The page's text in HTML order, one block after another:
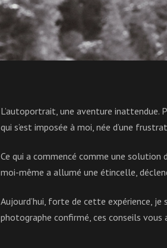
L’autoportrait, une aventure inattendue.
qui s’est imposée à moi, née d’une
Ce qui a commencé comme une solution
moi-même a allumé une étincelle,
Aujourd’hui, forte de cette expérience, je
photographe confirmé, ces conseils